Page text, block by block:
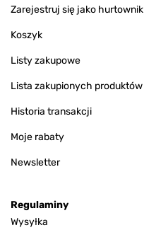
Zarejestruj się jako hurtownik
Koszyk
Listy zakupowe
Lista zakupionych produktów
Historia transakcji
Moje rabaty
Newsletter
Regulaminy
Wysyłka